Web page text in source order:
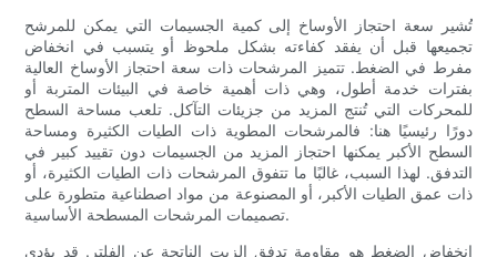
تُشير سعة احتجاز الأوساخ إلى كمية الجسيمات التي يمكن للمرشح
تجميعها قبل أن يفقد كفاءته بشكل ملحوظ أو يتسبب في انخفاض
مفرط في الضغط. تتميز المرشحات ذات سعة احتجاز الأوساخ العالية
بفترات خدمة أطول، وهي ذات أهمية خاصة في البيئات المتربة أو
للمحركات التي تُنتج المزيد من جزيئات التآكل. تلعب مساحة السطح
دورًا رئيسيًا هنا: فالمرشحات المطوية ذات الطيات الكثيرة ومساحة
السطح الأكبر يمكنها احتجاز المزيد من الجسيمات دون تقييد كبير في
التدفق. لهذا السبب، غالبًا ما تتفوق المرشحات ذات الطيات الكثيرة، أو
ذات عمق الطيات الأكبر، أو المصنوعة من مواد اصطناعية متطورة على
تصميمات المرشحات المسطحة الأساسية.
انخفاض الضغط هو مقاومة تدفق الزيت الناتجة عن الفلتر. قد يؤدي